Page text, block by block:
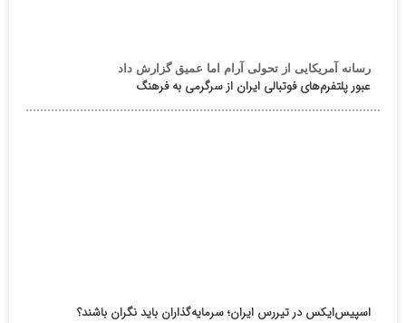
رسانه آمریکایی از تحولی آرام اما عمیق گزارش داد
عبور پلتفرم‌های فوتبالی ایران از سرگرمی به فرهنگ
اسپیس‌ایکس در تیررس ایران؛ سرمایه‌گذاران باید نگران باشند؟